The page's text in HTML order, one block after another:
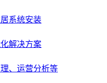
系统安装
解决方案
、运营分析等